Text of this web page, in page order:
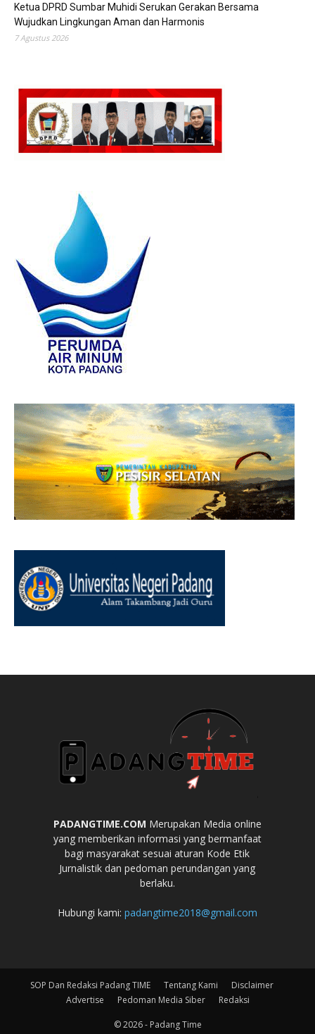
Ketua DPRD Sumbar Muhidi Serukan Gerakan Bersama
Wujudkan Lingkungan Aman dan Harmonis
7 Agustus 2026
PADANGTIME.COM Merupakan Media online
yang memberikan informasi yang bermanfaat
bagi masyarakat sesuai aturan Kode Etik
Jurnalistik dan pedoman perundangan yang
berlaku.
Hubungi kami: padangtime2018@gmail.com
SOP Dan Redaksi Padang TIME Tentang Kami
Disclaimer
Advertise
Pedoman Media Siber Redaksi
© 2026 - Padang Time